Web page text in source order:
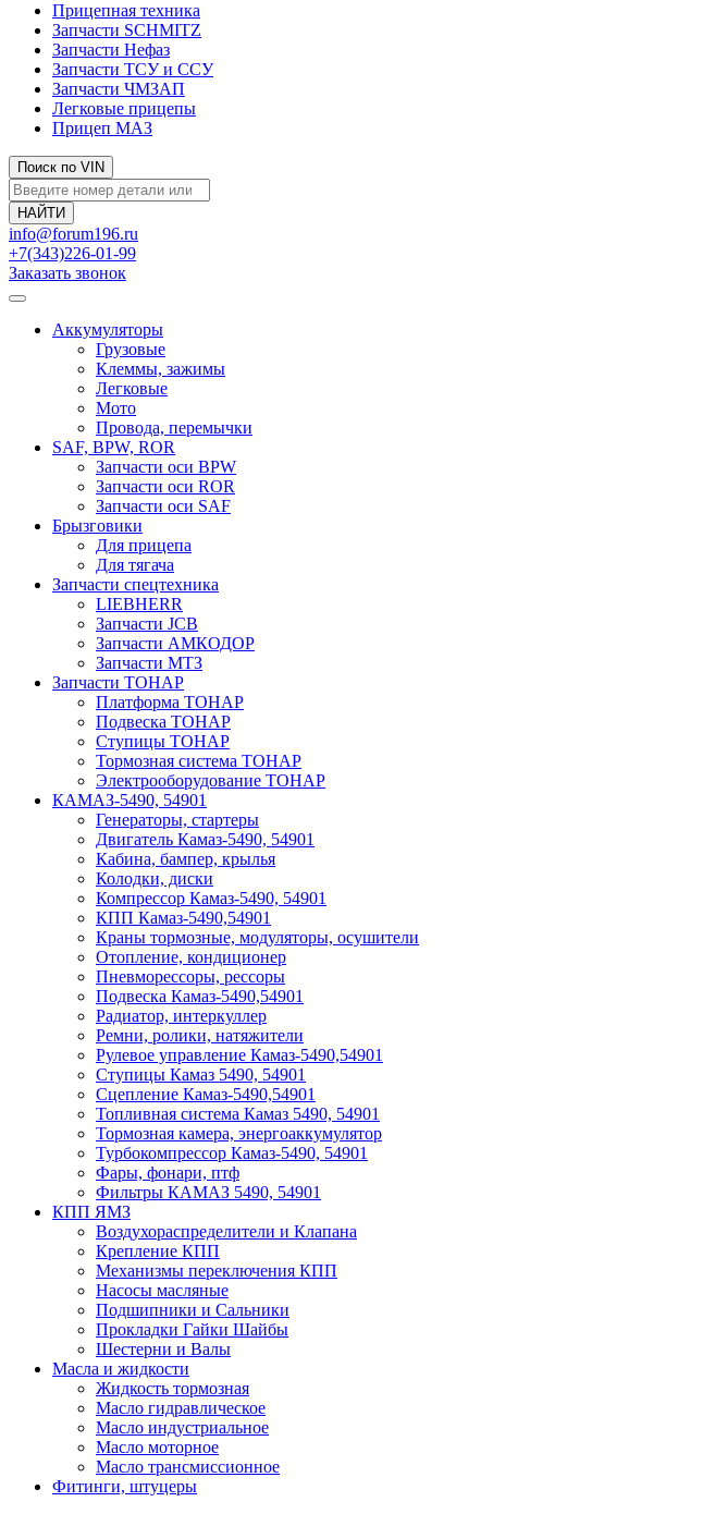
Прицепная техника
Запчасти SCHMITZ
Запчасти Нефаз
Запчасти ТСУ и ССУ
Запчасти ЧМЗАП
Легковые прицепы
Прицеп МАЗ
Поиск по VIN
info@forum196.ru
+7(343)226-01-99
Заказать звонок
Аккумуляторы
Грузовые
Клеммы, зажимы
Легковые
Мото
Провода, перемычки
SAF, BPW, ROR
Запчасти оси BPW
Запчасти оси ROR
Запчасти оси SAF
Брызговики
Для прицепа
Для тягача
Запчасти спецтехника
LIEBHERR
Запчасти JCB
Запчасти АМКОДОР
Запчасти МТЗ
Запчасти ТОНАР
Платформа ТОНАР
Подвеска ТОНАР
Ступицы ТОНАР
Тормозная система ТОНАР
Электрооборудование ТОНАР
КАМАЗ-5490, 54901
Генераторы, стартеры
Двигатель Камаз-5490, 54901
Кабина, бампер, крылья
Колодки, диски
Компрессор Камаз-5490, 54901
КПП Камаз-5490,54901
Краны тормозные, модуляторы, осушители
Отопление, кондиционер
Пневморессоры, рессоры
Подвеска Камаз-5490,54901
Радиатор, интеркуллер
Ремни, ролики, натяжители
Рулевое управление Камаз-5490,54901
Ступицы Камаз 5490, 54901
Сцепление Камаз-5490,54901
Топливная система Камаз 5490, 54901
Тормозная камера, энергоаккумулятор
Турбокомпрессор Камаз-5490, 54901
Фары, фонари, птф
Фильтры КАМАЗ 5490, 54901
КПП ЯМЗ
Воздухораспределители и Клапана
Крепление КПП
Механизмы переключения КПП
Насосы масляные
Подшипники и Сальники
Прокладки Гайки Шайбы
Шестерни и Валы
Масла и жидкости
Жидкость тормозная
Масло гидравлическое
Масло индустриальное
Масло моторное
Масло трансмиссионное
Фитинги, штуцеры